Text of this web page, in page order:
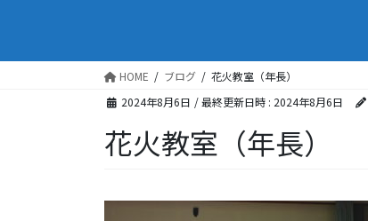
HOME ブログ
花火教室（年長）
2024年8月6日 / 最終更新日時 : 2024年8月6日
花火教室（年長）